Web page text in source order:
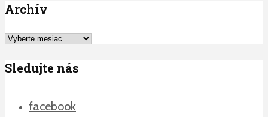
Archív
Archív
Sledujte nás
facebook